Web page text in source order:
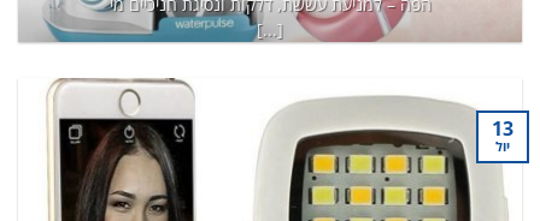
[...]
המשך קריאה 13
יול